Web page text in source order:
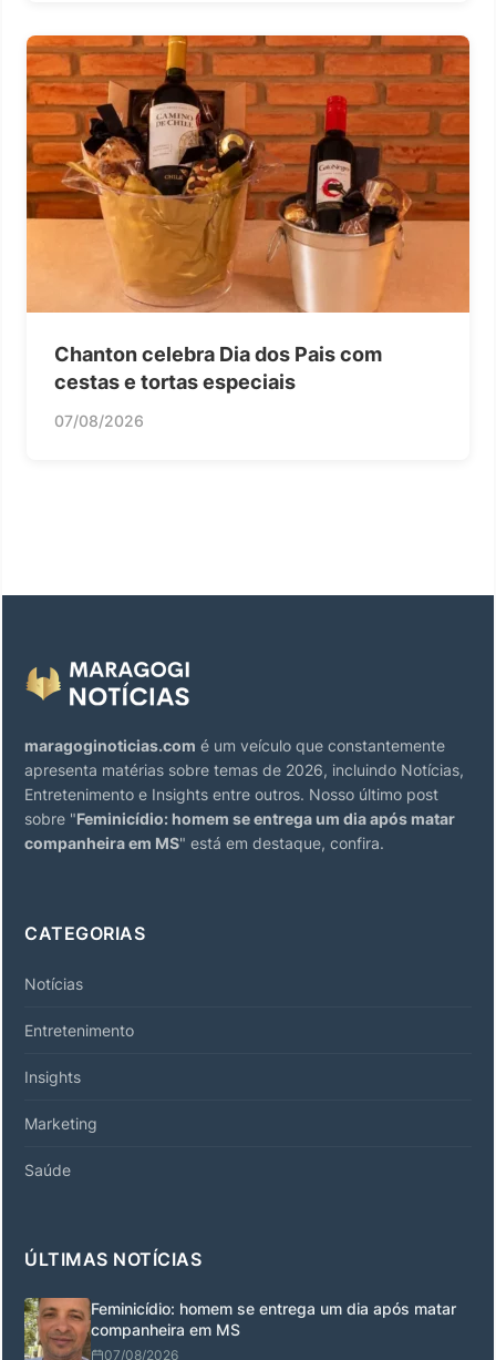
Chanton celebra Dia dos Pais com
cestas e tortas especiais
07/08/2026
maragoginoticias.com é um veículo que constantemente
apresenta matérias sobre temas de 2026, incluindo Notícias,
Entretenimento e Insights entre outros. Nosso último post
sobre "Feminicídio: homem se entrega um dia após matar
companheira em MS" está em destaque, confira.
CATEGORIAS
Notícias
Entretenimento
Insights
Marketing
Saúde
ÚLTIMAS NOTÍCIAS
Feminicídio: homem se entrega um dia após matar
companheira em MS
07/08/2026